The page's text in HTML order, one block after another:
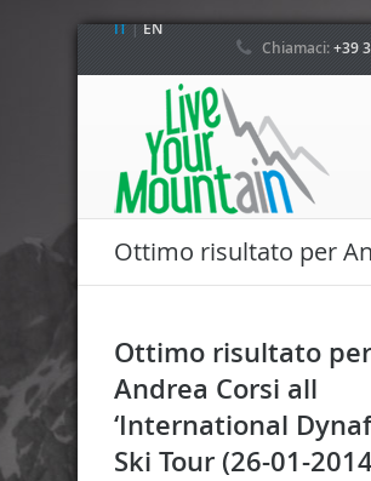
IT|EN
Chiamaci:+39
Ottimo risultato per
Ottimo risultato per
Andrea Corsi all
‘International
Ski Tour (26-01-